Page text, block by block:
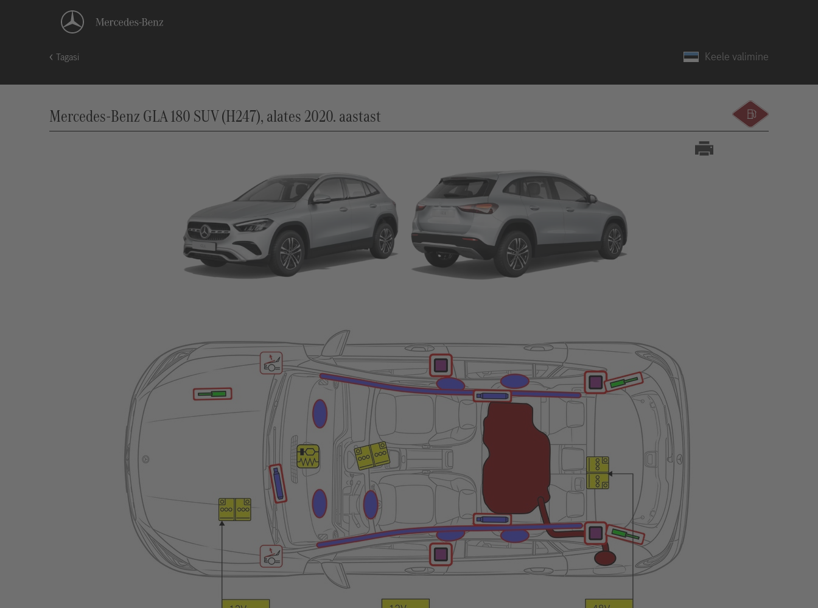
Tagasi Keele valimine
Mercedes-Benz GLA 180 SUV (H247), alates 2020. aastast